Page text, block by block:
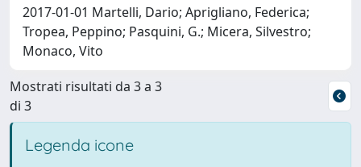
2017-01-01 Martelli, Dario; Aprigliano, Federica;
Tropea, Peppino; Pasquini, G.; Micera, Silvestro;
Monaco, Vito
Mostrati risultati da 3 a 3
di 3
Legenda icone